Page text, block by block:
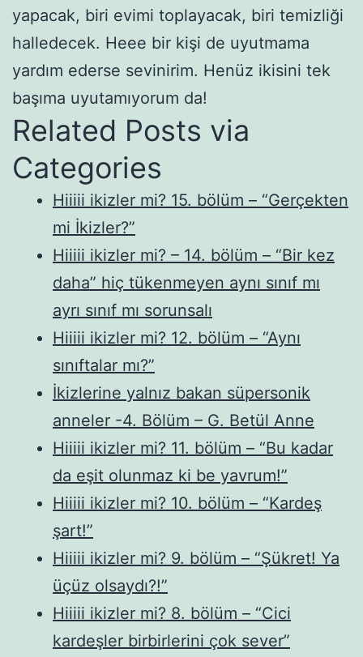
yapacak, biri evimi toplayacak, biri temizliği
halledecek. Heee bir kişi de uyutmama
yardım ederse sevinirim. Henüz ikisini tek
başıma uyutamıyorum da!
Related Posts via
Categories
Hiiiii ikizler mi? 15. bölüm – “Gerçekten
mi İkizler?”
Hiiiii ikizler mi? – 14. bölüm – “Bir kez
daha” hiç tükenmeyen aynı sınıf mı
ayrı sınıf mı sorunsalı
Hiiiii ikizler mi? 12. bölüm – “Aynı
sınıftalar mı?”
İkizlerine yalnız bakan süpersonik
anneler -4. Bölüm – G. Betül Anne
Hiiiii ikizler mi? 11. bölüm – “Bu kadar
da eşit olunmaz ki be yavrum!”
Hiiiii ikizler mi? 10. bölüm – “Kardeş
şart!”
Hiiiii ikizler mi? 9. bölüm – “Şükret! Ya
üçüz olsaydı?!”
Hiiiii ikizler mi? 8. bölüm – “Cici
kardeşler birbirlerini çok sever”